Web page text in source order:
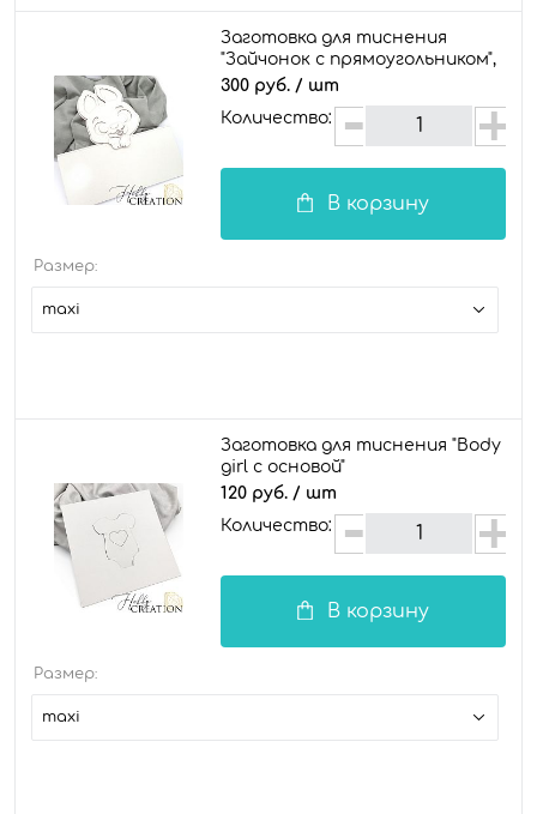
Заготовка для тиснения
"Зайчонок с прямоугольником",
maxi
300 руб. / шт
Количество:
В корзину
Размер:
maxi
Заготовка для тиснения "Body
girl с основой"
120 руб. / шт
Количество:
В корзину
Размер:
maxi